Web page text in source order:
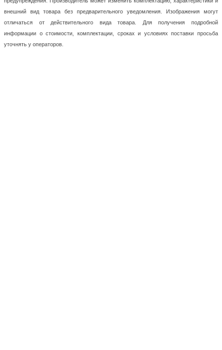
внешний вид товара без предварительного уведомления. Изображения могут
отличаться от действительного вида товара. Для получения подробной
информации о стоимости, комплектации, сроках и условиях поставки просьба
уточнять у операторов.